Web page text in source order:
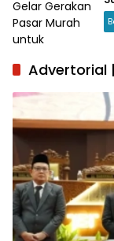
Advertorial